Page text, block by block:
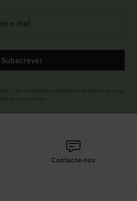
Subscrever
Contacte-nos